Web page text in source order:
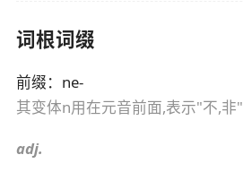
词根词缀
前缀： ne-
其变体n用在元音前面,表示"不,非"
adj.